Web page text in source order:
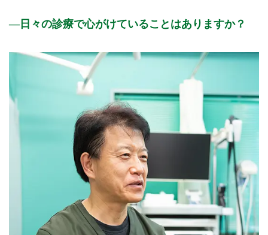
機関ホームページ、またはお電話にてご確認ください。
>>病院なびで医療機関の詳細を見る
公式HPはこちら
日々の診療で心がけていることはありますか？